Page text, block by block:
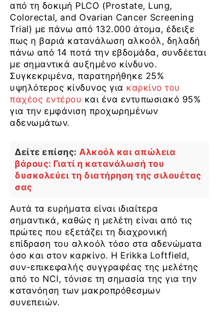
από τη δοκιμή PLCO (Prostate, Lung,
Colorectal, and Ovarian Cancer Screening
Trial) με πάνω από 132.000 άτομα, έδειξε
πως η βαριά κατανάλωση αλκοόλ, δηλαδή
πάνω από 14 ποτά την εβδομάδα, συνδέεται
με σημαντικά αυξημένο κίνδυνο.
Συγκεκριμένα, παρατηρήθηκε 25%
υψηλότερος κίνδυνος για καρκίνο του
παχέος εντέρου και ένα εντυπωσιακό 95%
για την εμφάνιση προχωρημένων
αδενωμάτων.
Δείτε επίσης: Αλκοόλ και απώλεια
βάρους: Γιατί η κατανάλωσή του
δυσκολεύει τη διατήρηση της σιλουέτας
σας
Αυτά τα ευρήματα είναι ιδιαίτερα
σημαντικά, καθώς η μελέτη είναι από τις
πρώτες που εξετάζει τη διαχρονική
επίδραση του αλκοόλ τόσο στα αδενώματα
όσο και στον καρκίνο. Η Erikka Loftfield,
συν-επικεφαλής συγγραφέας της μελέτης
από το NCI, τόνισε τη σημασία της για την
κατανόηση των μακροπρόθεσμων
συνεπειών.